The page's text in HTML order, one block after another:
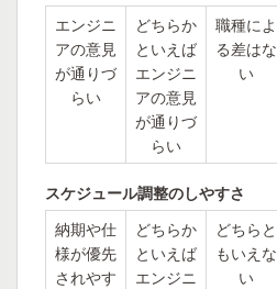
エンジニ
アの意見
が通りづ
らい
どちらか
といえば
エンジニ
アの意見
が通りづ
らい
職種によ
る差はな
い
スケジュール調整のしやすさ
納期や仕
様が優先
されやす
どちらか
といえば
エンジニ
どちらと
もいえな
い